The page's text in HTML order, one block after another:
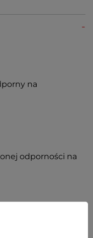
na
odporności na
Siatkowa